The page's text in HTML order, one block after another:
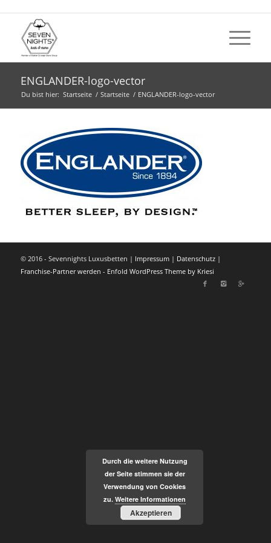
ENGLANDER-logo-vector
Du bist hier: Startseite / Startseite / ENGLANDER-logo-vector
© 2016 - Sevennights Luxusbetten | Impressum| Datenschutz|
Franchise-Partner werden - Enfold WordPress Theme by Kriesi
Durch die weitere Nutzung
der Seite stimmen sie der
Verwendung von Cookies
zu. Weitere Informationen
Akzeptieren